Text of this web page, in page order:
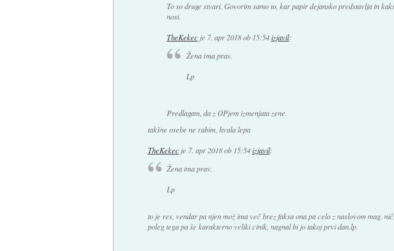
To so druge stvari. Govorim samo to, kar papir dejansko predstavlja in
nosi.
TheKekecje 7. apr 2018 ob 15:54izjavil:
Žena ima prav.
Lp
Predlagam, da z OPjem izmenjata zene.
takšne osebe ne rabim, hvala lepa
TheKekec je 7. apr 2018 ob 15:54 izjavil:
Žena ima prav.
Lp
to je res, vendar pa njen mož ima več brez faksa ona pa celo z naslovom mag.
poleg tega pa še karakterno veliki cinik, nagnal bi jo takoj prvi dan.lp.